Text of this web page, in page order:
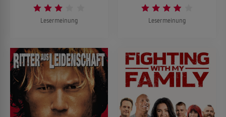
Lesermeinung Lesermeinung